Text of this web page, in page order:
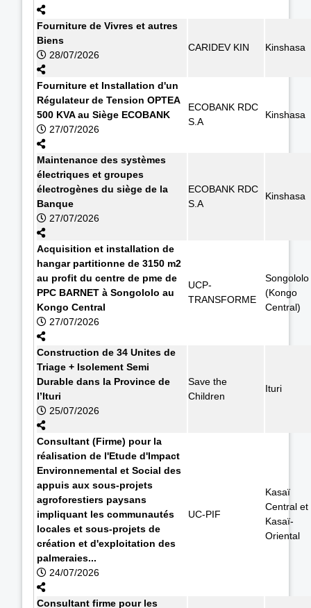
Fourniture de Vivres et autres
Biens
28/07/2026
CARIDEV KIN Kinshasa
Fourniture et Installation d'un
Régulateur de Tension OPTEA
500 KVA au Siège ECOBANK
27/07/2026
ECOBANK RDC
S.A
Kinshasa
Maintenance des systèmes
électriques et groupes
électrogènes du siège de la
Banque
27/07/2026
ECOBANK RDC
S.A
Kinshasa
Acquisition et installation de
hangar partitionne de 3150 m2
au profit du centre de pme de
PPC BARNET à Songololo au
Kongo Central
27/07/2026
UCP-
TRANSFORME
Songololo
(Kongo
Central)
Construction de 34 Unites de
Triage + Isolement Semi
Durable dans la Province de
l’Ituri
25/07/2026
Save the
Children
Ituri
Consultant (Firme) pour la
réalisation de l'Etude d'Impact
Environnemental et Social des
appuis aux sous-projets
agroforestiers paysans
impliquant les communautés
locales et sous-projets de
création et d'exploitation des
palmeraies...
24/07/2026
UC-PIF
Kasaï
Central et
Kasaï-
Oriental
Consultant firme pour les